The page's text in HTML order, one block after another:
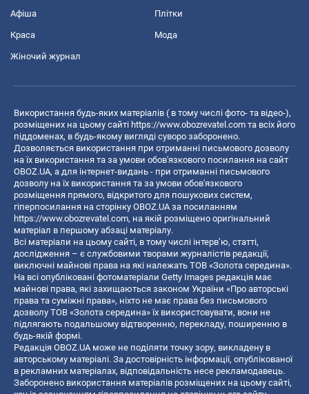
Афіша Плітки
Краса Мода
Жіночий журнал
Використання будь-яких матеріалів ( в тому числі фото- та відео-),
розміщених на цьому сайті https://www.obozrevatel.com та всіх його
піддоменах, в будь-якому вигляді суворо заборонено.
Дозволяється використання при отриманні письмового дозволу
на їх використання та за умови обов'язкового посилання на сайт
OBOZ.UA, а для інтернет-видань - при отриманні письмового
дозволу на їх використання та за умови обов'язкового
розміщення прямого, відкритого для пошукових систем,
гіперпосилання на сторінку OBOZ.UA за посиланням
https://www.obozrevatel.com, на якій розміщено оригінальний
матеріал в першому абзаці матеріалу.
Всі матеріали на цьому сайті, в тому числі інтерв’ю, статті,
дослідження – є службовими творами журналістів редакції,
виключні майнові права на які належать ТОВ «Золота середина».
На всі опубліковані фотоматеріали Getty Images редакція має
майнові права, які захищаються законом України «Про авторські
права та суміжні права», ніхто не має права без письмового
дозволу ТОВ «Золота середина» їх використовувати, вони не
підлягають подальшому відтворенню, перекладу, поширенню в
будь-якій формі.
Редакція OBOZ.UA може не поділяти точку зору, викладену в
авторському матеріалі. За достовірність інформації, опублікованої
в рекламних матеріалах, відповідальність несе рекламодавець.
Заборонено використання матеріалів розміщених на цьому сайті,